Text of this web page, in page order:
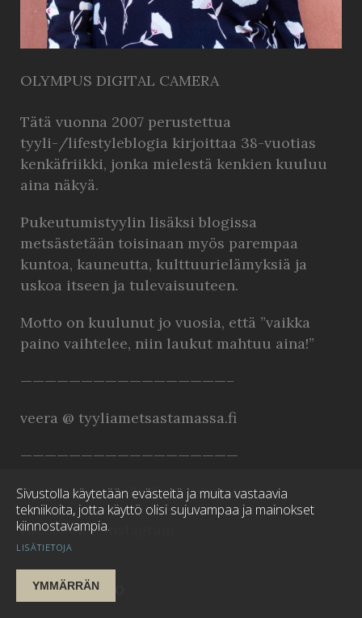
OLYMPUS DIGITAL CAMERA
Tätä vuonna 2007 perustettua
tyyli-/lifestyleblogia kirjoittaa 38-vuotias
kenkäfriikki, jonka mielestä kenkien kuuluu
aina näkyä.
Pukeutumistyylin lisäksi blogissa
metsästetään toisinaan myös parempaa
kuntoa, kauneutta, kulttuurielämyksiä ja
uskoa itseen ja tulevaisuuteen.
Motto on kuulunut jo vuosia, että ”vaikka
paino vaihtelee, niin laukut mahtuu aina!”
—————————————————–
veera @ tyyliametsastamassa.fi
——————————————————
Tyyliä metsästämässä somessa:
Facebook/Instagram
BLOGIARKISTO
LISÄTIETOJA
Sivustolla käytetään evästeitä ja muita vastaavia
tekniikoita, jotta käyttö olisi sujuvampaa ja mainokset
kiinnostavampia.
YMMÄRRÄN